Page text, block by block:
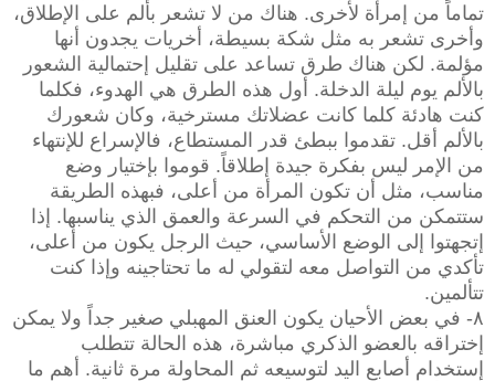
تماماً من إمرأة لأخرى. هناك من لا تشعر بألم على الإطلاق،
وأخرى تشعر به مثل شكة بسيطة، أخريات يجدون أنها
مؤلمة. لكن هناك طرق تساعد على تقليل إحتمالية الشعور
بالألم يوم ليلة الدخلة. أول هذه الطرق هي الهدوء، فكلما
كنت هادئة كلما كانت عضلاتك مسترخية، وكان شعورك
بالألم أقل. تقدموا ببطئ قدر المستطاع، فالإسراع للإنتهاء
من الإمر ليس بفكرة جيدة إطلاقاً. قوموا بإختيار وضع
مناسب، مثل أن تكون المرأة من أعلى، فبهذه الطريقة
ستتمكن من التحكم في السرعة والعمق الذي يناسبها. إذا
إتجهتوا إلى الوضع الأساسي، حيث الرجل يكون من أعلى،
تأكدي من التواصل معه لتقولي له ما تحتاجينه وإذا كنت
تتألمين.
٨- في بعض الأحيان يكون العنق المهبلي صغير جداً ولا يمكن
إختراقه بالعضو الذكري مباشرة، هذه الحالة تتطلب
إستخدام أصابع اليد لتوسيعه ثم المحاولة مرة ثانية. أهم ما